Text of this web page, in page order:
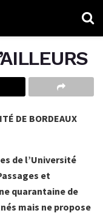
DE BORDEAUX
de l’Université
et
quarantaine de
mais ne propose